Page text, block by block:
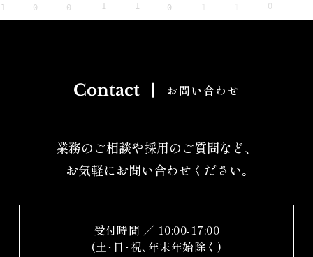
Contact お問い合わせ
業務のご相談や採用のご質問など、
お気軽にお問い合わせください｡
受付時間 ／ 10:00-17:00
(土･日･祝､年末年始除く)